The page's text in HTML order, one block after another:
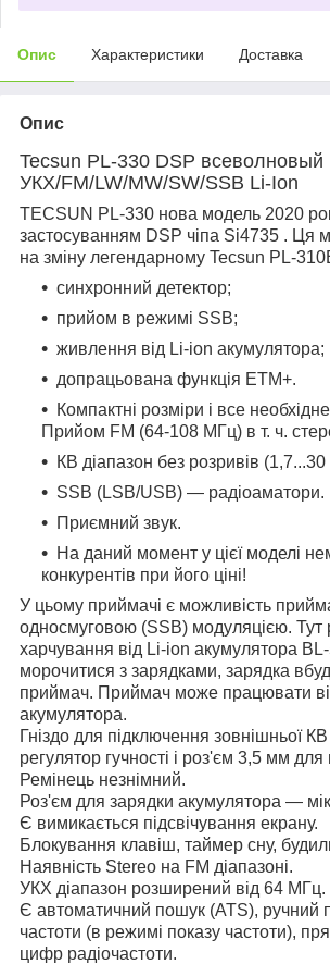
Опис Характеристики Доставка
Опис
Tecsun PL-330 DSP всеволновый
УКХ/FM/LW/MW/SW/SSB Li-Ion
TECSUN PL-330 нова модель 2020
застосуванням DSP чіпа Si4735 . Ця
на зміну легендарному Tecsun PL-
синхронний детектор;
прийом в режимі SSB;
живлення від Li-ion акумулятора;
допрацьована функція ETM+.
Компактні розміри і все
Прийом FM (64-108 МГц) в т. ч.
КВ діапазон без розривів
SSB (LSB/USB) — радіоаматори.
Приємний звук.
На даний момент у цієї моделі
конкурентів при його ціні!
У цьому приймачі є можливість
односмуговою (SSB) модуляцією. Тут
харчування від Li-ion акумулятора
морочитися з зарядками, зарядка
приймач. Приймач може працювати
акумулятора.
Гніздо для підключення зовнішньої
регулятор гучності і роз'єм 3,5 мм
Ремінець незнімний.
Роз'єм для зарядки акумулятора —
Є вимикається підсвічування екрану.
Блокування клавіш, таймер сну,
Наявність Stereo на FM діапазоні.
УКХ діапазон розширений від 64 МГц.
Є автоматичний пошук (ATS), ручний
частоти (в режимі показу частоти),
цифр радіочастоти.